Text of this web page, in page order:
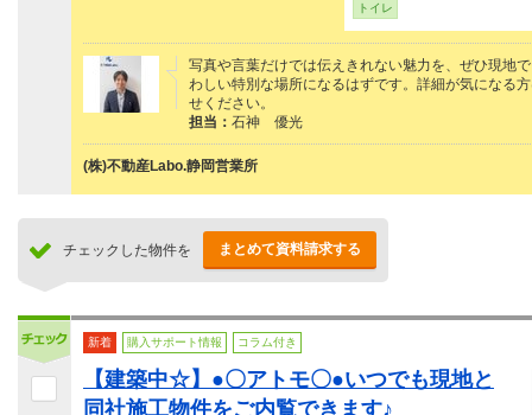
トイレ
写真や言葉だけでは伝えきれない魅力を、ぜひ現地
わしい特別な場所になるはずです。詳細が気になる
せください。
担当： 石神 優光
(株)不動産Labo.静岡営業所
チェックした物件を まとめて資料請求する
新着 購入サポート情報 コラム付き
【建築中☆】●〇アトモ〇●いつでも現地と
同社施工物件をご内覧できます♪